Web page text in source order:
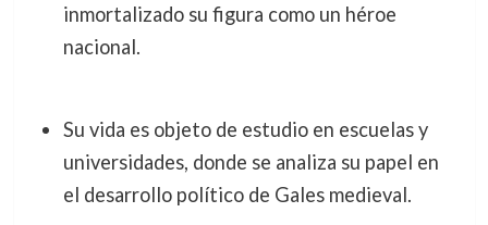
inmortalizado su figura como un héroe
nacional.
Su vida es objeto de estudio en escuelas y
universidades, donde se analiza su papel en
el desarrollo político de Gales medieval.